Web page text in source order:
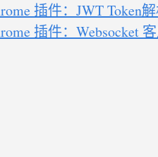
插件：JWT Token
插件：Websocket